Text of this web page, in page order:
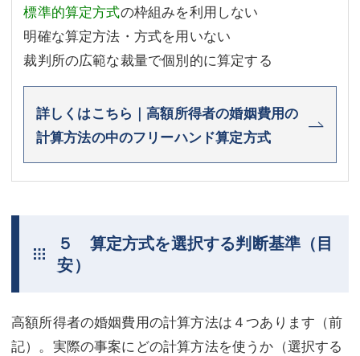
標準的算定方式の枠組みを利用しない
明確な算定方法・方式を用いない
裁判所の広範な裁量で個別的に算定する
詳しくはこちら｜高額所得者の婚姻費用の
計算方法の中のフリーハンド算定方式
５ 算定方式を選択する判断基準（目
安）
高額所得者の婚姻費用の計算方法は４つあります（前
記）。実際の事案にどの計算方法を使うか（選択する